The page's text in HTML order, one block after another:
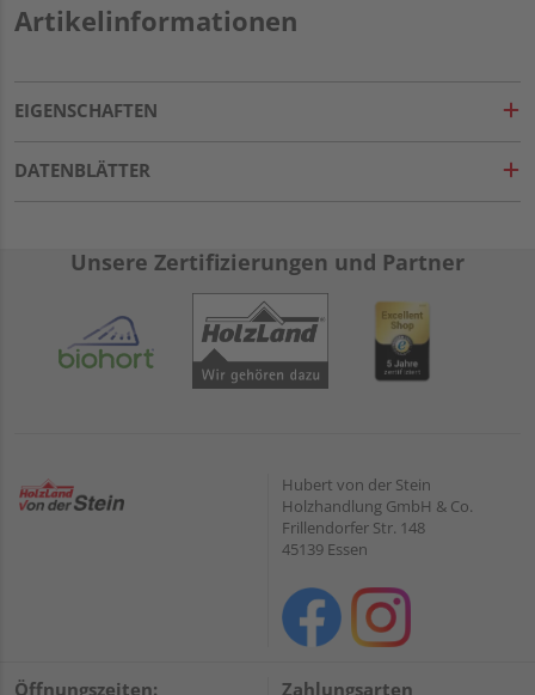
Artikelinformationen
EIGENSCHAFTEN
DATENBLÄTTER
Unsere Zertifizierungen und Partner
Hubert von der Stein
Holzhandlung GmbH & Co.
Frillendorfer Str. 148
45139 Essen
Öffnungszeiten: Zahlungsarten